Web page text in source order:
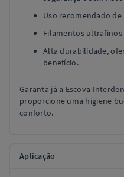
Uso recomendado
Filamentos ultrafinos
Alta durabilidade,
benefício.
Garanta já a Escova
proporcione uma higiene
conforto.
Aplicação